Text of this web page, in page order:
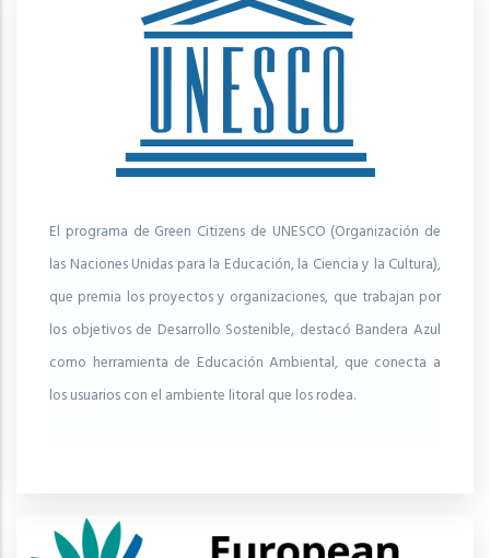
El programa de Green Citizens de UNESCO (Organización de
las Naciones Unidas para la Educación, la Ciencia y la Cultura),
que premia los proyectos y organizaciones, que trabajan por
los objetivos de Desarrollo Sostenible, destacó Bandera Azul
como herramienta de Educación Ambiental, que conecta a
los usuarios con el ambiente litoral que los rodea.